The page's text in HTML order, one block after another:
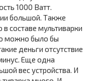
1000 Ватт.
большой. Также
составе мультиварки
можно было бы
деньги отсутствие
Еще одна
вес устройства. И